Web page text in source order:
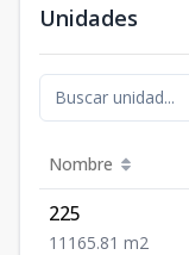
Unidades
Nombre
225
1 1 1 65.81 m2